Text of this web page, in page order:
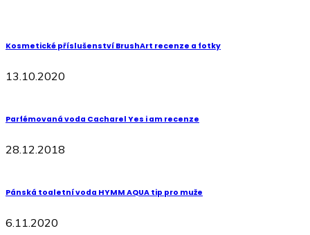
Kosmetické příslušenství BrushArt recenze a fotky
13.10.2020
Parfémovaná voda Cacharel Yes i am recenze
28.12.2018
Pánská toaletní voda HYMM AQUA tip pro muže
6.11.2020